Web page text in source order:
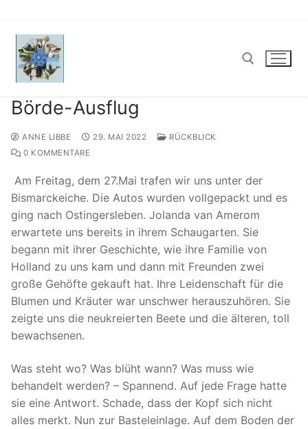
Inhalt
springen
Börde-Ausflug
ANNE LIBBE 29. MAI 2022
RÜCKBLICK
0 KOMMENTARE
Am Freitag, dem 27.Mai trafen wir uns unter der
Bismarckeiche. Die Autos wurden vollgepackt und es
ging nach Ostingersleben. Jolanda van Amerom
erwartete uns bereits in ihrem Schaugarten. Sie
begann mit ihrer Geschichte, wie ihre Familie von
Holland zu uns kam und dann mit Freunden zwei
große Gehöfte gekauft hat. Ihre Leidenschaft für die
Blumen und Kräuter war unschwer herauszuhören. Sie
zeigte uns die neukreierten Beete und die älteren, toll
bewachsenen.
Was steht wo? Was blüht wann? Was muss wie
behandelt werden? – Spannend. Auf jede Frage hatte
sie eine Antwort. Schade, dass der Kopf sich nicht
alles merkt. Nun zur Basteleinlage. Auf dem Boden der